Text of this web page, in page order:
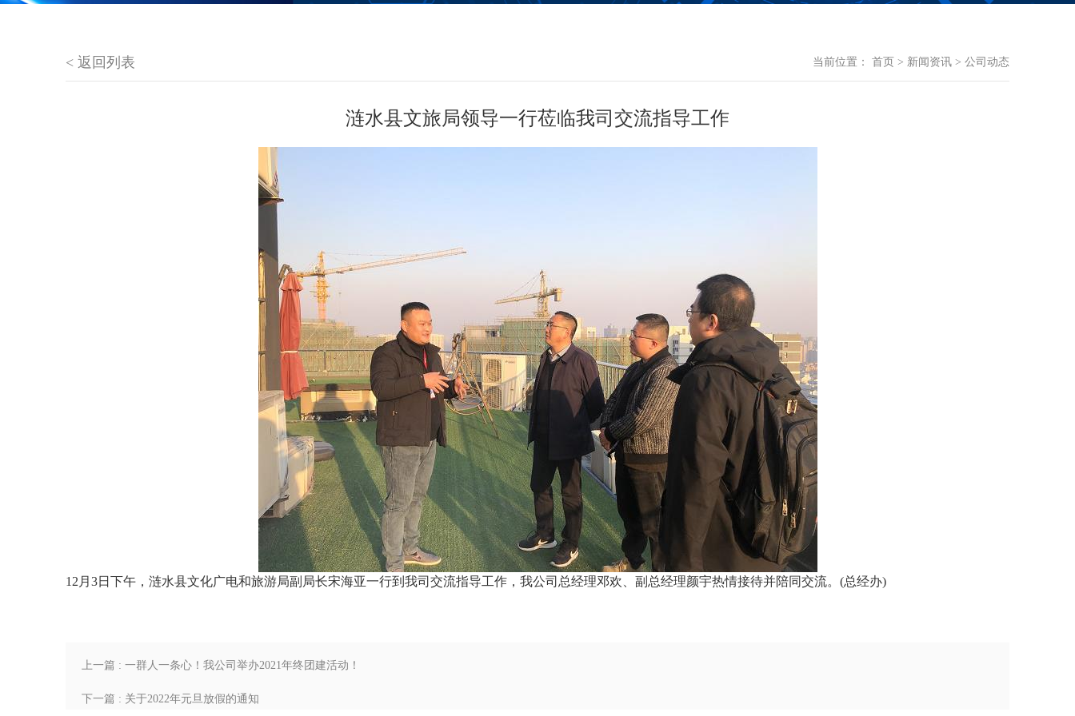
< 返回列表 当前位置： 首页 > 新闻资讯 > 公司动态
涟水县文旅局领导一行莅临我司交流指导工作
12月3日下午，涟水县文化广电和旅游局副局长宋海亚一行到我司交流指导工作，我公司总经理邓欢、副总经理颜宇热情接待并陪同交流。(总经办)
上一篇 : 一群人一条心！我公司举办2021年终团建活动！
下一篇 : 关于2022年元旦放假的通知